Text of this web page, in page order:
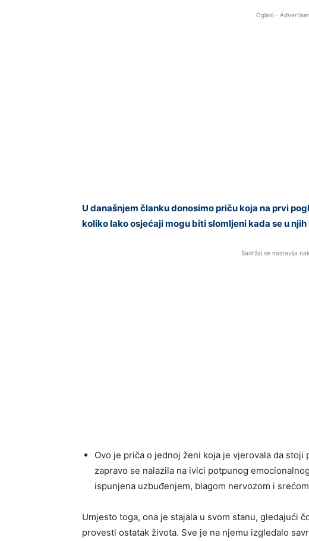
Oglasi -
U današnjem članku donosimo priču koja na prvi
koliko lako osjećaji mogu biti slomljeni kada se u
Sadržaj se nastavlja
Ovo je priča o jednoj ženi koja je vjerovala da stoji
zapravo se nalazila na ivici potpunog
ispunjena uzbuđenjem, blagom nervozom i
Umjesto toga, ona je stajala u svom stanu, gledajući
provesti ostatak života. Sve je na njemu izgledalo